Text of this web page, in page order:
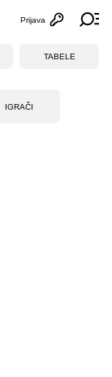
Otvori
Prijava
TABELE
IGRAČI